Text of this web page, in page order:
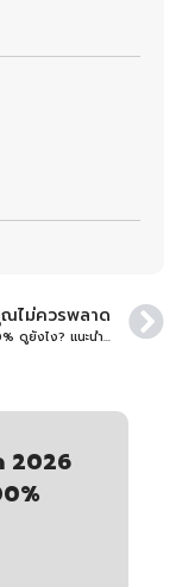
ไม่ควรพลาด
bk8 เว็บแท้ 100% ดูยังไง? แนะนำทางเข้าเว็บตรง ปลอดภัยสูงสุด
2026